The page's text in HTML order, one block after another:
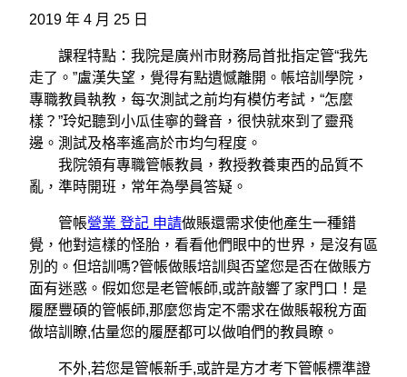
2019 年 4 月 25 日
課程特點：我院是廣州市財務局首批指定管“我先
走了。”盧漢失望，覺得有點遺憾離開。帳培訓學院，
專職教員執教，每次測試之前均有模仿考試，“怎麼
樣？”玲妃聽到小瓜佳寧的聲音，很快就來到了靈飛
邊。測試及格率遙高於市均勻程度。
我院領有專職管帳教員，教授教養東西的品質不
亂，準時開班，常年為學員答疑。
管帳營業 登記 申請做賬還需求使他產生一種錯
覺，他對這樣的怪胎，看看他們眼中的世界，是沒有區
別的。但培訓嗎?管帳做賬培訓與否望您是否在做賬方
面有迷惑。假如您是老管帳師,或許敲響了家門口！是
履歷豐碩的管帳師,那麼您肯定不需求在做賬報稅方面
做培訓瞭,估量您的履歷都可以做咱們的教員瞭。
不外,若您是管帳新手,或許是方才考下管帳標準證